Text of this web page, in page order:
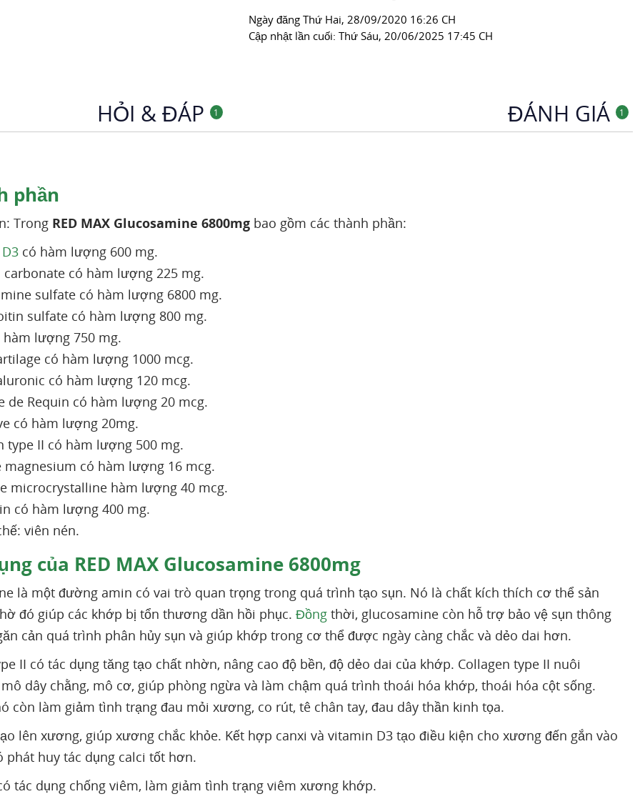
Ngày đăng Thứ Hai, 28/09/2020 16:26 CH
Cập nhật lần cuối: Thứ Sáu, 20/06/2025 17:45 CH
HỎI & ĐÁP 1 ĐÁNH GIÁ 1
phần
Trong RED MAX Glucosamine 6800mg bao gồm các thành phần:
có hàm lượng 600 mg.
carbonate có hàm lượng 225 mg.
sulfate có hàm lượng 6800 mg.
sulfate có hàm lượng 800 mg.
hàm lượng 750 mg.
có hàm lượng 1000 mcg.
có hàm lượng 120 mcg.
de Requin có hàm lượng 20 mcg.
có hàm lượng 20mg.
type II có hàm lượng 500 mg.
magnesium có hàm lượng 16 mcg.
microcrystalline hàm lượng 40 mcg.
có hàm lượng 400 mg.
viên nén.
của RED MAX Glucosamine 6800mg
là một đường amin có vai trò quan trọng trong quá trình tạo sụn. Nó là chất kích thích cơ thể sản
đó giúp các khớp bị tổn thương dần hồi phục. Đồng thời, glucosamine còn hỗ trợ bảo vệ sụn thông
cản quá trình phân hủy sụn và giúp khớp trong cơ thể được ngày càng chắc và dẻo dai hơn.
II có tác dụng tăng tạo chất nhờn, nâng cao độ bền, độ dẻo dai của khớp. Collagen type II nuôi
dây chằng, mô cơ, giúp phòng ngừa và làm chậm quá trình thoái hóa khớp, thoái hóa cột sống.
còn làm giảm tình trạng đau mỏi xương, co rút, tê chân tay, đau dây thần kinh tọa.
lên xương, giúp xương chắc khỏe. Kết hợp canxi và vitamin D3 tạo điều kiện cho xương đến gắn vào
phát huy tác dụng calci tốt hơn.
tác dụng chống viêm, làm giảm tình trạng viêm xương khớp.